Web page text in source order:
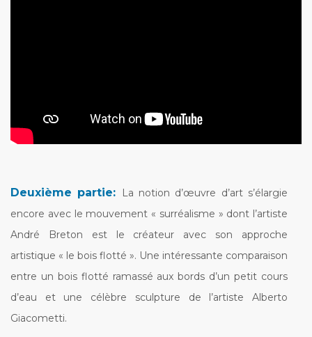
Deuxième partie:
La notion d’œuvre d’art s’élargie
encore avec le mouvement « surréalisme » dont l’artiste
André Breton est le créateur avec son approche
artistique « le bois flotté ». Une intéressante comparaison
entre un bois flotté ramassé aux bords d’un petit cours
d’eau et une célèbre sculpture de l’artiste Alberto
Giacometti.